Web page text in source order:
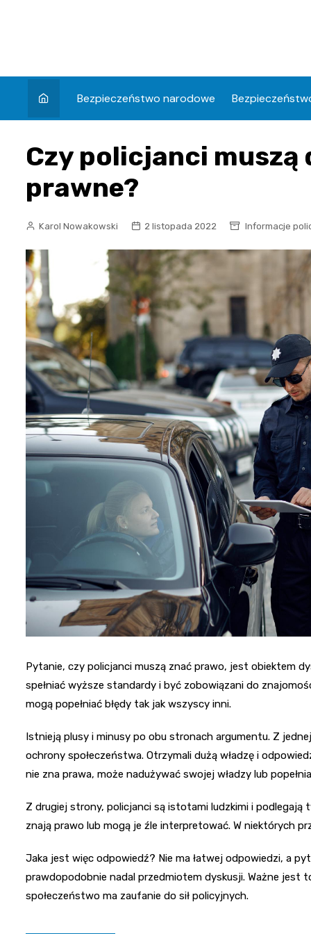
Bezpieczeństwo narodowe
Czy policjanci muszą
prawne?
Karol Nowakowski 2 listopada 2022 Informacje
Pytanie, czy policjanci muszą znać prawo, jest obiektem
spełniać wyższe standardy i być zobowiązani do
mogą popełniać błędy tak jak wszyscy inni.
Istnieją plusy i minusy po obu stronach argumentu. Z
ochrony społeczeństwa. Otrzymali dużą władzę i
nie zna prawa, może nadużywać swojej władzy lub
Z drugiej strony, policjanci są istotami ludzkimi i podlegają
znają prawo lub mogą je źle interpretować. W niektórych
Jaka jest więc odpowiedź? Nie ma łatwej odpowiedzi, a
prawdopodobnie nadal przedmiotem dyskusji. Ważne jest
społeczeństwo ma zaufanie do sił policyjnych.